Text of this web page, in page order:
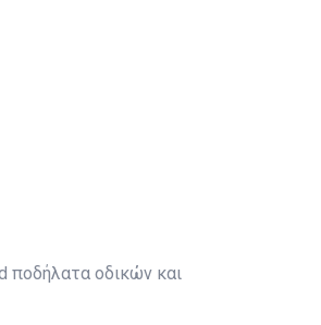
ποδήλατα οδικών και